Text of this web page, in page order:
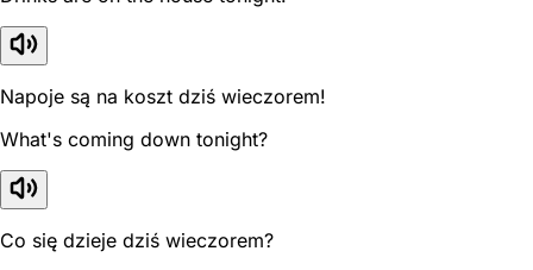
Napoje są na koszt dziś wieczorem!
What's coming down tonight?
Co się dzieje dziś wieczorem?